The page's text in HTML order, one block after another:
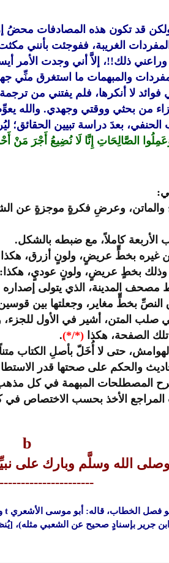
ولكن قد تكون هذه المصادفات محضُ
الغريبة، ففوجئت بأنني
ذلك!!، إلاَّ أني وجدت الأمر
لا أنكرها، فلم يفتني من ترجمة
من بحثي ووقتي وجهدي. والله
بعدَ دراسة تبيين الحقائق؛
وَعَمِلُوا الصَّالِحَاتِ إِنَّا لَا نُضِيعُ أَجْرَ مَنْ
والماتن، وعرضِ فكرةٍ موجزةٍ عن
كاملاً، مع ضبطه بالشكل.
غيره بخطٍّ عريضٍ، ولونٍ أزرق،
بخطٍ عريضٍ، ولونٍ عوديٍ، هكذا:
مصحف المدينة، الذي يتولى
بخطٍّ مغاير، وجعلتها بين قوسين
صلب المتن، أشير في الأول
الصفحة، هكذا (*/*)
.
حتى لا أُخَلّ بأصلِ الكتاب
والحكم على صحتها قدر
المصطلحات المبهمة في كل مذهب،
الأخذ بحسب الاختصاص
b
وصلى الله وسلَّم وبارك على
فصل الخطاب، قاله: أبو موسى الأشعري t